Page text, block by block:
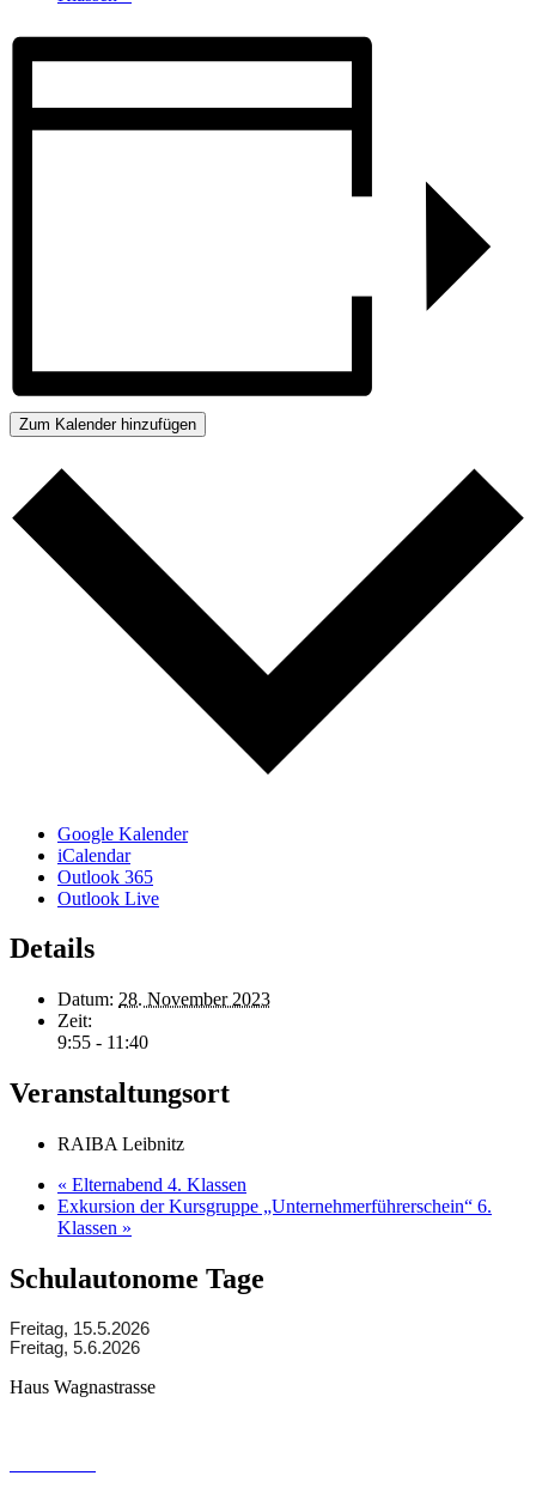
Zum Kalender hinzufügen
Google Kalender
iCalendar
Outlook 365
Outlook Live
Details
Datum: 28. November 2023
Zeit:
9:55 - 11:40
Veranstaltungsort
RAIBA Leibnitz
« Elternabend 4. Klassen
Exkursion der Kursgruppe „Unternehmerführerschein“ 6.
Klassen »
Schulautonome Tage
Freitag, 15.5.2026
Freitag, 5.6.2026
Haus Wagnastrasse